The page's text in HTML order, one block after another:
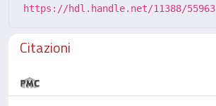
https://hdl.handle.net/11388/55963
Citazioni